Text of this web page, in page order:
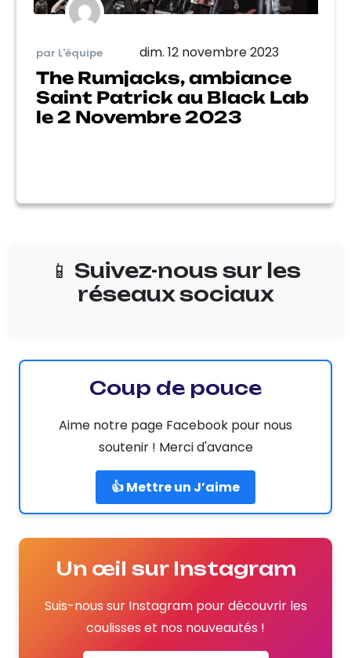
par L'équipe dim. 12 novembre 2023
The Rumjacks, ambiance
Saint Patrick au Black Lab
le 2 Novembre 2023
📱 Suivez-nous sur les
réseaux sociaux
Coup de pouce
Aime notre page Facebook pour nous
soutenir ! Merci d'avance
👍 Mettre un J’aime
Un œil sur Instagram
Suis-nous sur Instagram pour découvrir les
coulisses et nos nouveautés !